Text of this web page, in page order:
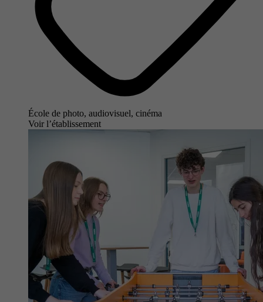
École de photo, audiovisuel, cinéma
Voir l’établissement